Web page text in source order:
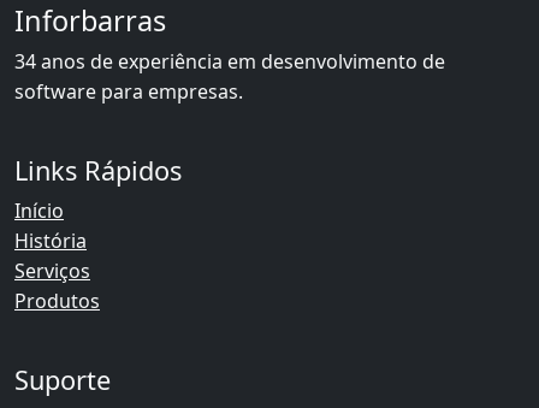
Inforbarras
34 anos de experiência em desenvolvimento de
software para empresas.
Links Rápidos
Início
História
Serviços
Produtos
Suporte